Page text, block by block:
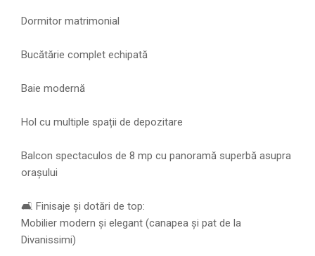
Dormitor matrimonial
Bucătărie complet echipată
Baie modernă
Hol cu multiple spații de depozitare
Balcon spectaculos de 8 mp cu panoramă superbă asupra
orașului
🛋️ Finisaje și dotări de top:
Mobilier modern și elegant (canapea și pat de la
Divanissimi)